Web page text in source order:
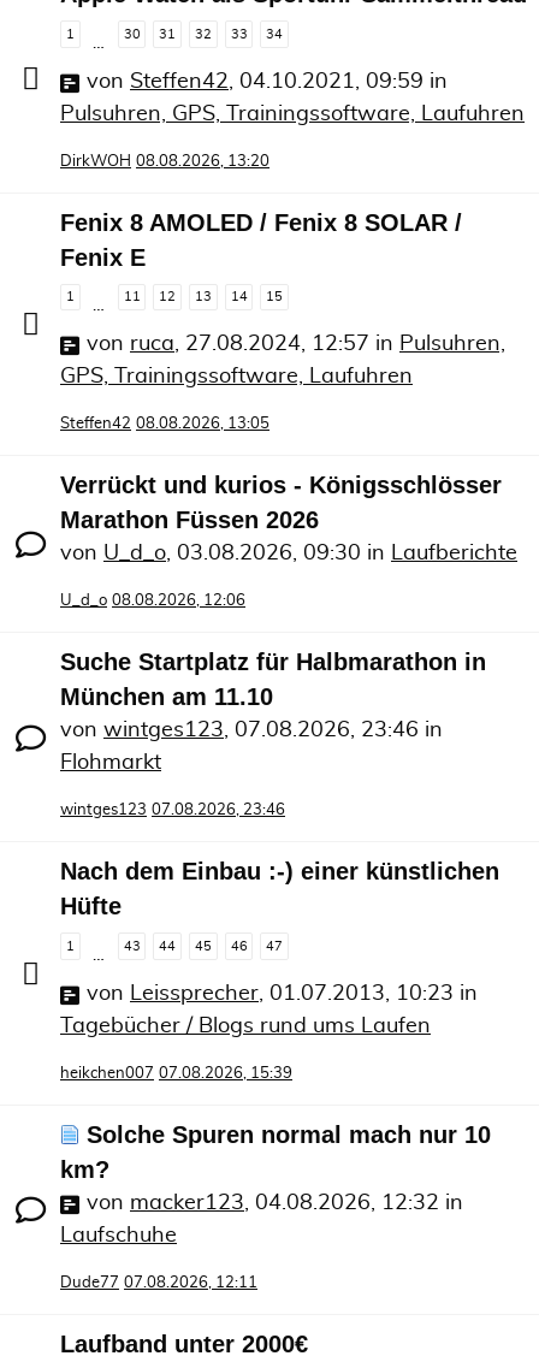
1 30 31 32 33 34
von Steffen42 04.10.2021, 09:59 in
Pulsuhren, GPS, Trainingssoftware, Laufuhren
DirkWOH 08.08.2026, 13:20
Fenix 8 AMOLED / Fenix 8 SOLAR /
Fenix E
1
…
11 12 13 14 15
von ruca, 27.08.2024, 12:57 in Pulsuhren,
GPS, Trainingssoftware, Laufuhren
Steffen42 08.08.2026, 13:05
Verrückt und kurios - Königsschlösser
Marathon Füssen 2026
von U_d_o, 03.08.2026, 09:30 in Laufberichte
U_d_o 08.08.2026, 12:06
Suche Startplatz für Halbmarathon in
München am 11.10
von wintges123, 07.08.2026, 23:46 in
Flohmarkt
wintges123 07.08.2026, 23:46
Nach dem Einbau :-) einer künstlichen
Hüfte
1 43 44 45 46 47
von Leissprecher 01.07.2013, 10:23 in
Tagebücher / Blogs rund ums Laufen
heikchen007 07.08.2026, 15:39
Solche Spuren normal mach nur 10
km?
von macker123 04.08.2026, 12:32 in
Laufschuhe
Dude77 07.08.2026, 12:11
Laufband unter 2000€